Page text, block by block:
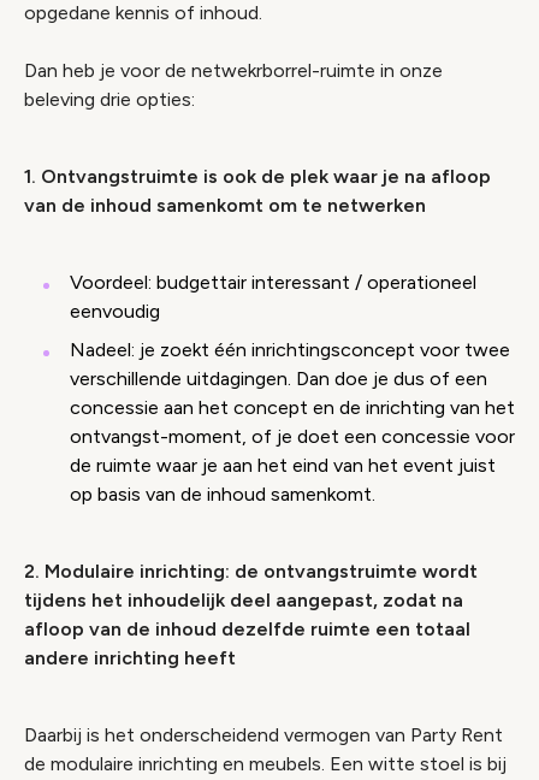
opgedane kennis of inhoud.
Dan heb je voor de netwekrborrel-ruimte in onze
beleving drie opties:
1. Ontvangstruimte is ook de plek waar je na afloop
van de inhoud samenkomt om te netwerken
Voordeel: budgettair interessant / operationeel
eenvoudig
Nadeel: je zoekt één inrichtingsconcept voor twee
verschillende uitdagingen. Dan doe je dus of een
concessie aan het concept en de inrichting van het
ontvangst-moment, of je doet een concessie voor
de ruimte waar je aan het eind van het event juist
op basis van de inhoud samenkomt.
2. Modulaire inrichting: de ontvangstruimte wordt
tijdens het inhoudelijk deel aangepast, zodat na
afloop van de inhoud dezelfde ruimte een totaal
andere inrichting heeft
Daarbij is het onderscheidend vermogen van Party Rent
de modulaire inrichting en meubels. Een witte stoel is bij